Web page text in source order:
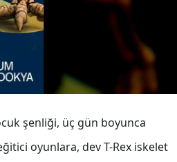
şenliği, üç gün boyunca
oyunlara, dev T-Rex iskelet